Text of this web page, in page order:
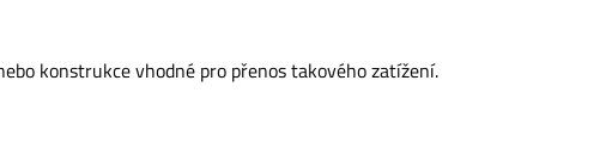
konstrukce vhodné pro přenos takového zatížení.